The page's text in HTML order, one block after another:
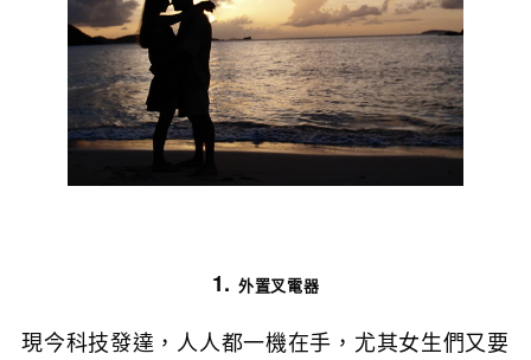
1. 外置叉電器
現今科技發達，人人都一機在手，尤其女生們又要